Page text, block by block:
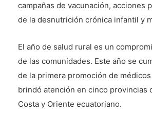
campañas de vacunación, acciones
de la desnutrición crónica infantil y
El año de salud rural es un
de las comunidades. Este año se
de la primera promoción de
brindó atención en cinco provincias
Costa y Oriente ecuatoriano.